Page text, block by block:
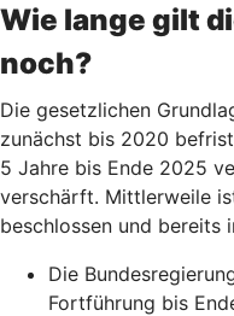
Wie lange gilt
noch?
Die gesetzlichen
zunächst bis 2020
5 Jahre bis Ende 2025
verschärft. Mittlerweile
beschlossen und bereits
Die
Fortführung bis